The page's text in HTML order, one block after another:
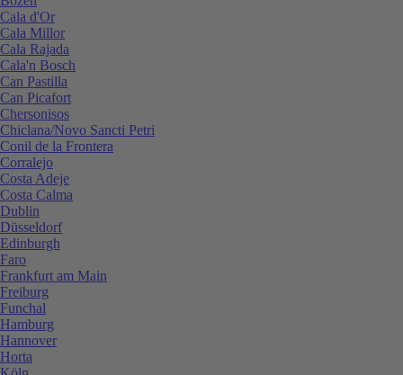
Cala d'Or
Cala Millor
Cala Rajada
Cala'n Bosch
Can Pastilla
Can Picafort
Chersonisos
Chiclana/Novo Sancti Petri
Conil de la Frontera
Corralejo
Costa Adeje
Costa Calma
Dublin
Düsseldorf
Edinburgh
Faro
Frankfurt am Main
Freiburg
Funchal
Hamburg
Hannover
Horta